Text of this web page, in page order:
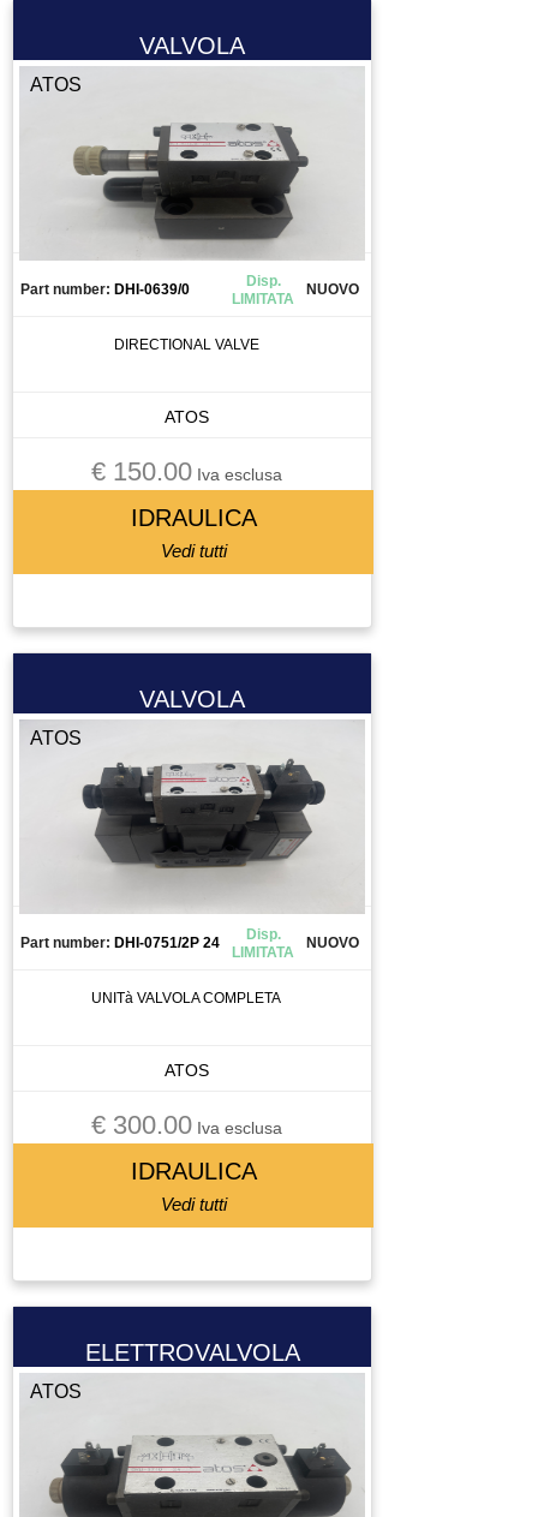
VALVOLA
ATOS
Part number: DHI-0639/0
Disp.
LIMITATA
NUOVO
DIRECTIONAL VALVE
ATOS
€ 150.00Iva esclusa
IDRAULICA
Vedi tutti
VALVOLA
ATOS
Part number: DHI-0751/2P 24
Disp.
LIMITATA
NUOVO
UNITà VALVOLA COMPLETA
ATOS
€ 300.00Iva esclusa
IDRAULICA
Vedi tutti
ELETTROVALVOLA
ATOS